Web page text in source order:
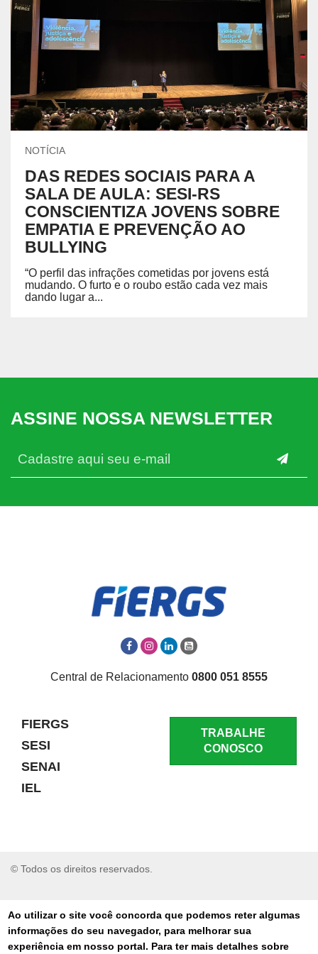
Ao utilizar o site você concorda que podemos reter algumas
informações do seu navegador, para melhorar sua
experiência em nosso portal. Para ter mais detalhes sobre
NOTÍCIA
DAS REDES SOCIAIS PARA A
SALA DE AULA: SESI-RS
CONSCIENTIZA JOVENS SOBRE
EMPATIA E PREVENÇÃO AO
BULLYING
“O perfil das infrações cometidas por jovens está
mudando. O furto e o roubo estão cada vez mais
dando lugar a...
ASSINE NOSSA NEWSLETTER
Central de Relacionamento 0800 051 8555
FIERGS
SESI
SENAI
IEL
TRABALHE
CONOSCO
© Todos os direitos reservados.
AUTO-ATENDIMENTO